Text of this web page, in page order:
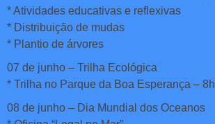
* Atividades educativas e reflexivas
* Distribuição de mudas
* Plantio de árvores
07 de junho – Trilha Ecológica
* Trilha no Parque da Boa Esperança – 8h
08 de junho – Dia Mundial dos Oceanos